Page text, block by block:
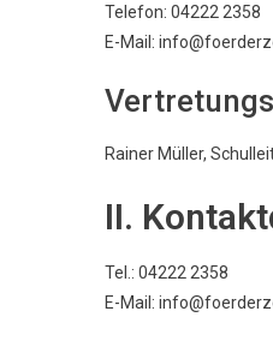
Telefon: 04222 2358
E-Mail:
Rainer Müller,
II.
Tel.: 04222 2358
E-Mail: